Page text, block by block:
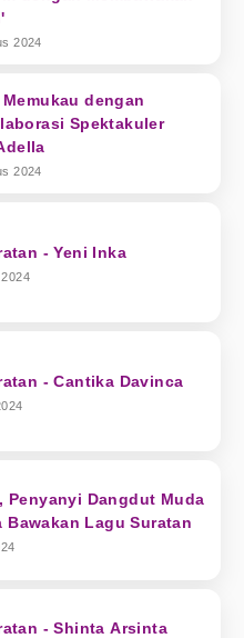
2024
dengan
Spektakuler
2024
- Yeni Inka
- Cantika Davinca
Penyanyi Dangdut Muda
Bawakan Lagu Suratan
- Shinta Arsinta